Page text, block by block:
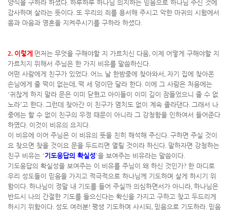
양식을 구하라 하셨다. 하루하루 하나님 의지하는 믿음으로 하나님 주신 것에
감사하며 살라는 뜻이다. 또 우리의 죄를 용서해 주시고 악한 마귀의 시험에서
몸과 마음과 영혼을 지켜주시기를 구하라 하셨다.
2. 이렇게 먼저는 무엇을 구해야할 지 가르치신 다음, 이제 어떻게 구해야할 지
가르치지 위해서 주님은 한 가지 비유를 말씀하신다.
어떤 사람에게 친구가 있었다. 어느 날 한밤중에 찾아와서 , 자기 집에 찾아온
손님에게 줄 떡이 없는데 , 떡 세 덩이만 달라 한다. 이에 그 사람은 처음에는
‘귀찮게 하지 말라 문은 이미 닫혔고 아이들이 이미 깊이 잠들었으니 줄 수 없
노라’고 한다. 그런데 찾아간 이 친구가 염치도 없이 계속 졸라댄다. 그래서 나
중에는 할 수 없이 친구의 우정 때문이 아니라 그 강청함을 인하여서 들어준다
하였다. 이것이 비유의 요지다.
이 비유에 이어 주님은 이 비유의 뜻을 친히 해석해 주신다. 구하면 주실 것이
요 찾으면 찾을 것이요 문을 두드리면 열릴 것이라 하신다. 말하자면 강청하는
친구 비유는 ‘기도응답의 확실성’을 보여주는 비유라는 말씀이다.
기도응답의 확실성을 보여주는 이 비유를 주님이 왜 하신 것인가? 한 마디로
우리 성도들이 믿음을 가지고 적극적으로 하나님께 기도하며 살게 하시기 위
함이다. 하나님이 정말 내 기도를 들어 주실까 의심하면서가 아니라, 하나님은
반드시 나의 간절한 기도를 들으신다는 확신을 가지고 구하고 찾고 두드리게
하시기 위함이다. 성도 여러분! 평생 기도하며 사시되 , 믿음으로 기도하라. 믿음